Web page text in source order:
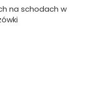
na schodach w